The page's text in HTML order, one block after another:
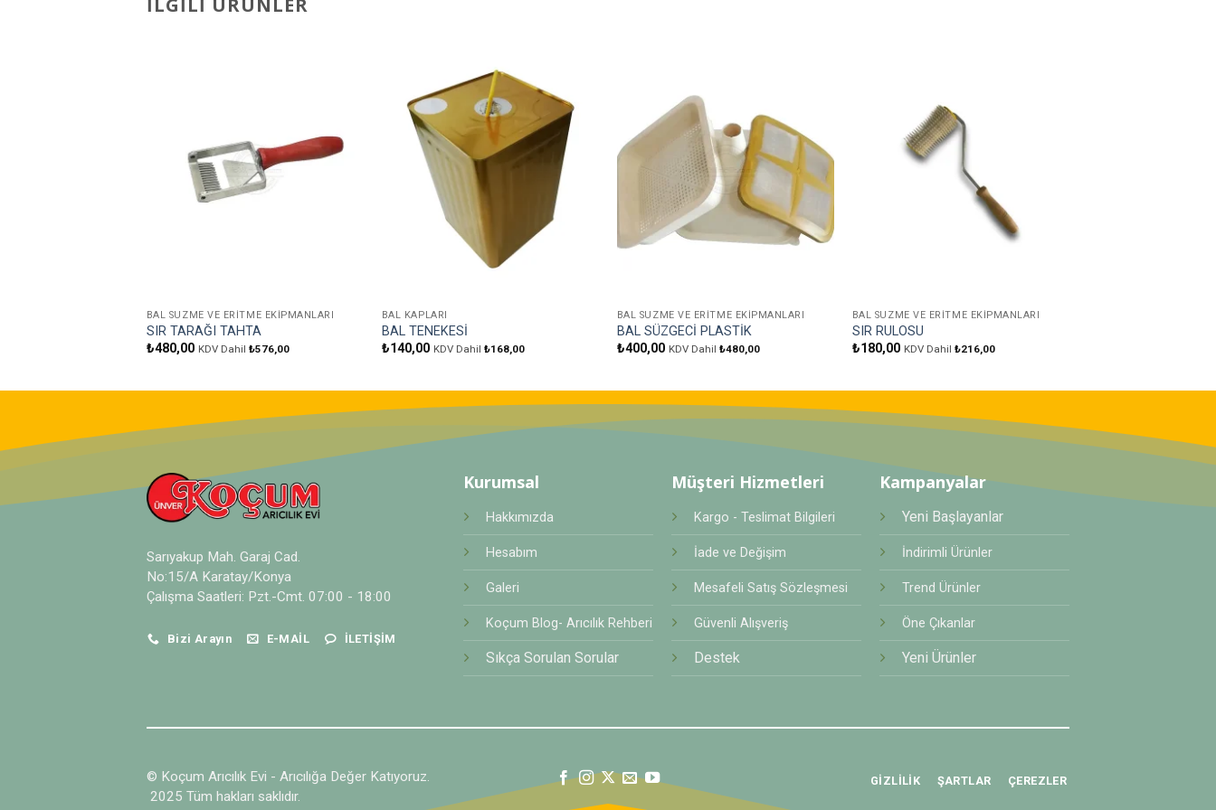
İLGILI ÜRÜNLER
BAL SÜZME VE ERITME EKIPMANLARI
SIR TARAĞI TAHTA
₺480,00 KDV Dahil ₺576,00
Favorilere
Ekle
BAL KAPLARI
BAL TENEKESİ
₺140,00 KDV Dahil ₺168,00
BAL SÜZME VE ERITME EKIPMANLARI
BAL SÜZGECİ PLASTİK
₺400,00 KDV Dahil ₺480,00
BAL SÜZME VE ERITME EKIPMANLARI
SIR RULOSU
₺180,00 KDV Dahil ₺216,00
Sarıyakup Mah. Garaj Cad.
No:15/A Karatay/Konya
Çalışma Saatleri: Pzt.-Cmt. 07:00 - 18:00
Bizi Arayın E-MAIL İLETIŞIM
Kurumsal
Hakkımızda
Hesabım
Galeri
Koçum Blog- Arıcılık Rehberi
Sıkça Sorulan Sorular
Müşteri Hizmetleri
Kargo - Teslimat Bilgileri
İade ve Değişim
Mesafeli Satış Sözleşmesi
Güvenli Alışveriş
Destek
Kampanyalar
Yeni Başlayanlar
İndirimli Ürünler
Trend Ürünler
Öne Çıkanlar
Yeni Ürünler
© Koçum Arıcılık Evi - Arıcılığa Değer Katıyoruz.
2025 Tüm hakları saklıdır.
GIZLILIK ŞARTLAR ÇEREZLER